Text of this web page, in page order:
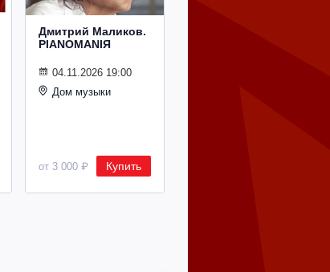
Дмитрий Маликов.
PIANOMANIЯ
04.11.2026 19:00
Дом музыки
от 3 000 ₽ Купить